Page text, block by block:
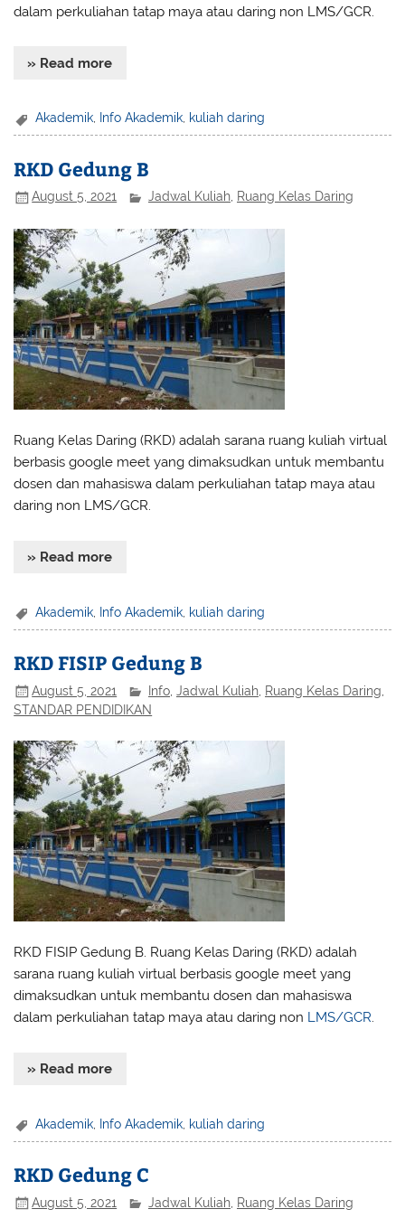
dalam perkuliahan tatap maya atau daring non LMS/GCR.
» Read more
Akademik, Info Akademik, kuliah daring
RKD Gedung B
August 5, 2021 Jadwal Kuliah, Ruang Kelas Daring
Ruang Kelas Daring (RKD) adalah sarana ruang kuliah virtual
berbasis google meet yang dimaksudkan untuk membantu
dosen dan mahasiswa dalam perkuliahan tatap maya atau
daring non LMS/GCR.
» Read more
Akademik Info Akademik kuliah daring
RKD FISIP Gedung B
August 5, 2021 Info ,Jadwal Kuliah Ruang Kelas Daring
STANDAR PENDIDIKAN
RKD FISIP Gedung B. Ruang Kelas Daring (RKD) adalah
sarana ruang kuliah virtual berbasis google meet yang
dimaksudkan untuk membantu dosen dan mahasiswa
dalam perkuliahan tatap maya atau daring non LMS/GCR.
» Read more
Akademik Info Akademik kuliah daring
RKD Gedung C
August 5, 2021 Jadwal Kuliah Ruang Kelas Daring